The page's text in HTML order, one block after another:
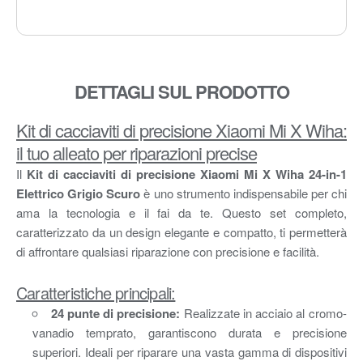
DETTAGLI SUL PRODOTTO
Kit di cacciaviti di precisione Xiaomi Mi X Wiha:
il tuo alleato per riparazioni precise
Il Kit di cacciaviti di precisione Xiaomi Mi X Wiha 24-in-1
Elettrico Grigio Scuroè uno strumento indispensabile per chi
ama la tecnologia e il fai da te. Questo set completo,
caratterizzato da un design elegante e compatto, ti permetterà
di affrontare qualsiasi riparazione con precisione e facilità.
Caratteristiche principali:
24 punte di precisione: Realizzate in acciaio al cromo-
vanadio temprato, garantiscono durata e precisione
superiori. Ideali per riparare una vasta gamma di dispositivi